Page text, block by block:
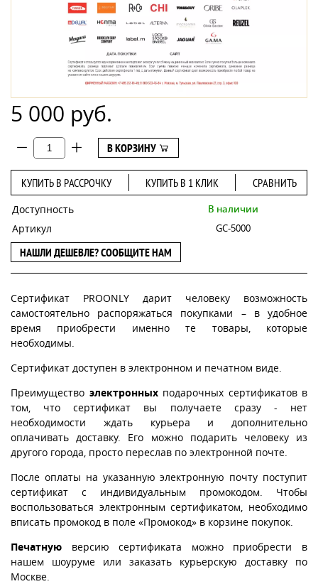
5 000 руб.
В КОРЗИНУ
КУПИТЬ В РАССРОЧКУ КУПИТЬ В 1 КЛИК СРАВНИТЬ
Доступность В наличии
Артикул GC-5000
НАШЛИ ДЕШЕВЛЕ? СООБЩИТЕ НАМ
Сертификат PROONLY дарит человеку возможность
самостоятельно распоряжаться покупками – в удобное
время приобрести именно те товары, которые
необходимы.
Сертификат доступен в электронном и печатном виде.
Преимущество электронныхподарочных сертификатов в
том, что сертификат вы получаете сразу - нет
необходимости ждать курьера и дополнительно
оплачивать доставку. Его можно подарить человеку из
другого города, просто переслав по электронной почте.
После оплаты на указанную электронную почту поступит
сертификат с индивидуальным промокодом. Чтобы
воспользоваться электронным сертификатом, необходимо
вписать промокод в поле «Промокод» в корзине покупок.
Печатную версию сертификата можно приобрести в
нашем шоуруме или заказать курьерскую доставку по
Москве.